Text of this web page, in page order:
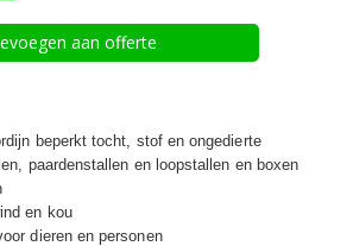
aan offerte
beperkt tocht, stof en ongedierte
paardenstallen en loopstallen en boxen
en kou
dieren en personen